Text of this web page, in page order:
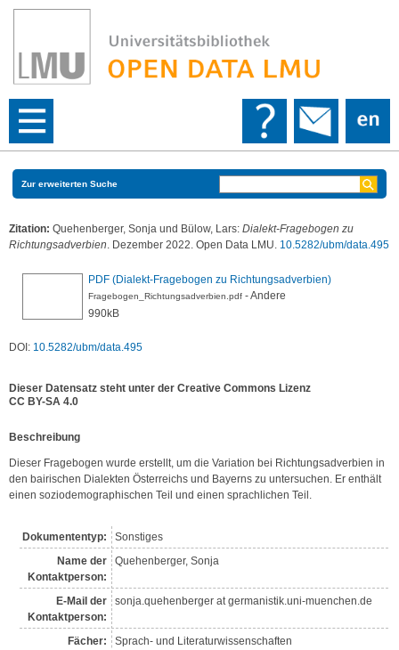
Zur erweiterten Suche
Zitation: Quehenberger, Sonja und Bülow, Lars: Dialekt-Fragebogen zu
Richtungsadverbien. Dezember 2022. Open Data LMU. 10.5282/ubm/data.495
PDF (Dialekt-Fragebogen zu Richtungsadverbien)
Fragebogen_Richtungsadverbien.pdf - Andere
990kB
DOI: 10.5282/ubm/data.495
Dieser Datensatz steht unter der Creative Commons Lizenz
CC BY-SA 4.0
Be­schrei­bung
Dieser Fragebogen wurde erstellt, um die Variation bei Richtungsadverbien in
den bairischen Dialekten Österreichs und Bayerns zu untersuchen. Er enthält
einen soziodemographischen Teil und einen sprachlichen Teil.
Dokumententyp:
Sonstiges
Name der
Kontakt­person:
Quehenberger, Sonja
E-Mail der
Kontaktperson:
sonja.quehenberger at germanistik.uni-muenchen.de
Fächer:
Sprach- und Literaturwissenschaften